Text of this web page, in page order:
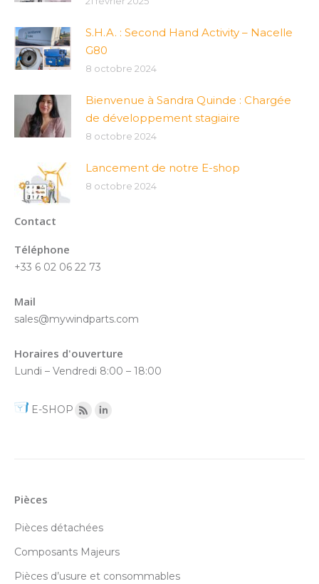
S.H.A. : Second Hand Activity – Nacelle
G80
8 octobre 2024
Bienvenue à Sandra Quinde : Chargée
de développement stagiaire
8 octobre 2024
Lancement de notre E-shop
8 octobre 2024
Contact
Téléphone
+33 6 02 06 22 73
Mail
sales@mywindparts.com
Horaires d'ouverture
Lundi – Vendredi 8:00 – 18:00
E-SHOP
Pièces
Pièces détachées
Composants Majeurs
Pièces d’usure et consommables